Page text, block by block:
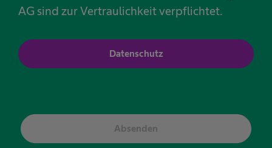
AG sind zur Vertraulichkeit verpflichtet.
Datenschutz
Absenden